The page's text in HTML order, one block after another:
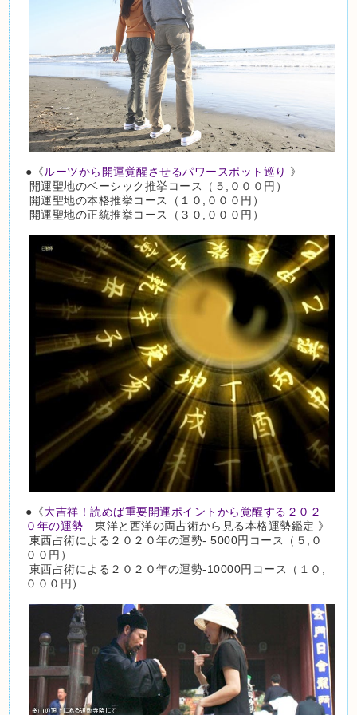
●《ルーツから開運覚醒させるパワースポット巡り 》
開運聖地のベーシック推挙コース（５,０００円）
開運聖地の本格推挙コース（１０,０００円）
開運聖地の正統推挙コース（３０,０００円）
●《大吉祥！読めば重要開運ポイントから覚醒する２０２
０年の運勢―東洋と西洋の両占術から見る本格運勢鑑定 》
東西占術による２０２０年の運勢- 5000円コース（５,０
００円）
東西占術による２０２０年の運勢-10000円コース（１０,
０００円）